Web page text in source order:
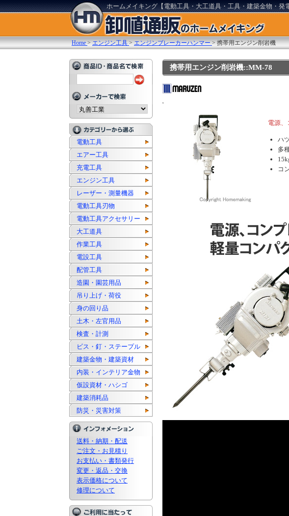
ホームメイキング【電動工具・大工道具・工具・建築金物・発
Home >エンジン工具 >エンジンブレーカーハンマー >携帯用エンジン削岩機
電動工具
エアー工具
充電工具
エンジン工具
レーザー・測量機器
電動工具刃物
電動工具アクセサリー
大工道具
作業工具
電設工具
配管工具
造園・園芸用品
吊り上げ・荷役
身の回り品
土木・左官用品
検査・計測
ビス・釘・ステープル
建築金物・建築資材
内装・インテリア金物
仮設資材・ハシゴ
建築消耗品
防災・災害対策
送料・納期・配送
ご注文・お見積り
お支払い・書類発行
変更・返品・交換
表示価格について
修理について
携帯用エンジン削岩機::MM-78
'
電源、
ハ
多
コ